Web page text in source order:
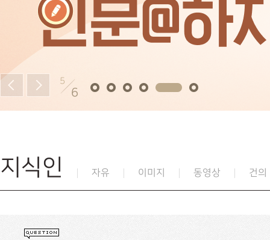
5
6
지식인 자유 이미지 동영상 건의